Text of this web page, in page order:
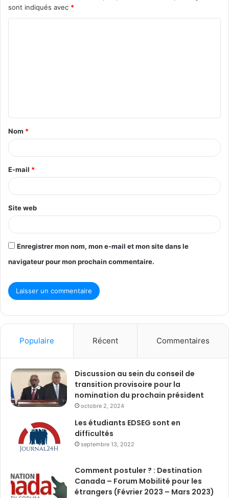
sont indiqués avec *
t
a
e
*
Nom *
E-mail *
Site web
Enregistrer mon nom, mon e-mail et mon site dans le
navigateur pour mon prochain commentaire.
Populaire Récent Commentaires
Discussion au sein du conseil de
transition provisoire pour la
nomination du prochain président
octobre 2, 2024
Les étudiants EDSEG sont en
difficultés
septembre 13, 2022
Comment postuler ? : Destination
Canada – Forum Mobilité pour les
étrangers (Février 2023 – Mars 2023)